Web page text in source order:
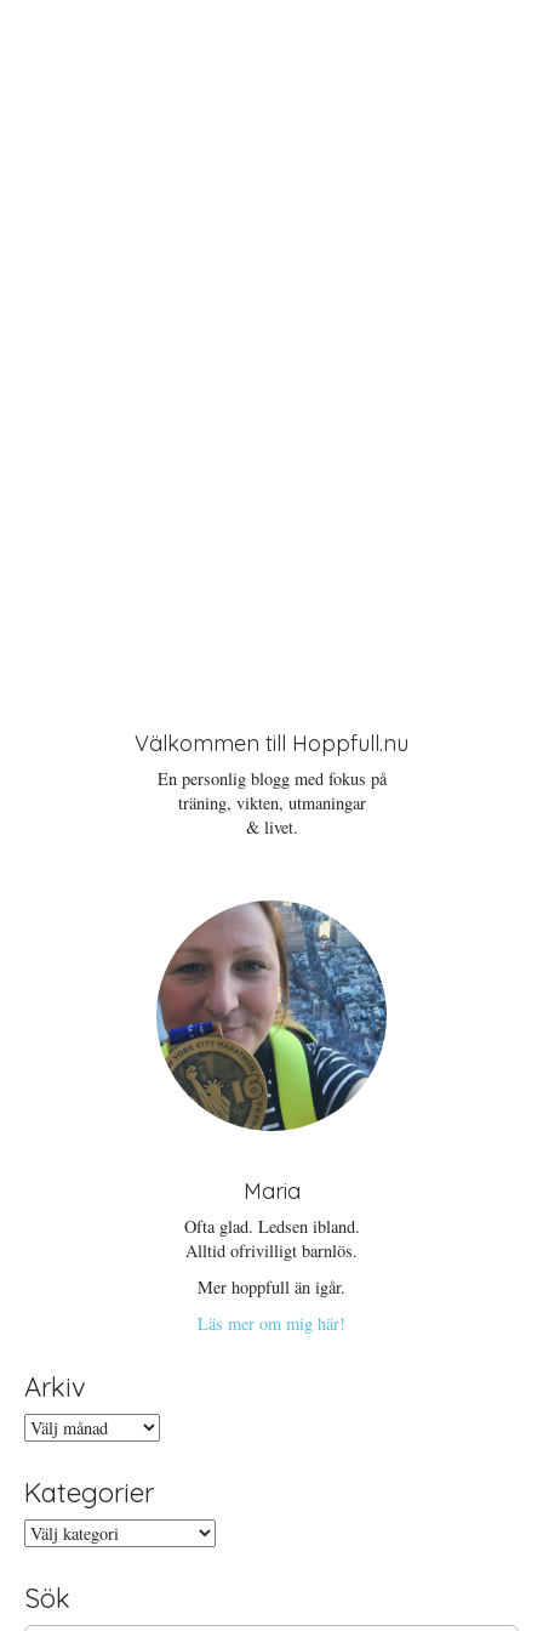
Välkommen till Hoppfull.nu
En personlig blogg med fokus på
träning, vikten, utmaningar
& livet.
Maria
Ofta glad. Ledsen ibland.
Alltid ofrivilligt barnlös.
Mer hoppfull än igår.
Läs mer om mig här!
Arkiv
Arkiv
Kategorier
Kategorier
Sök